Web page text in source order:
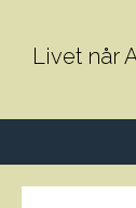
Livet når